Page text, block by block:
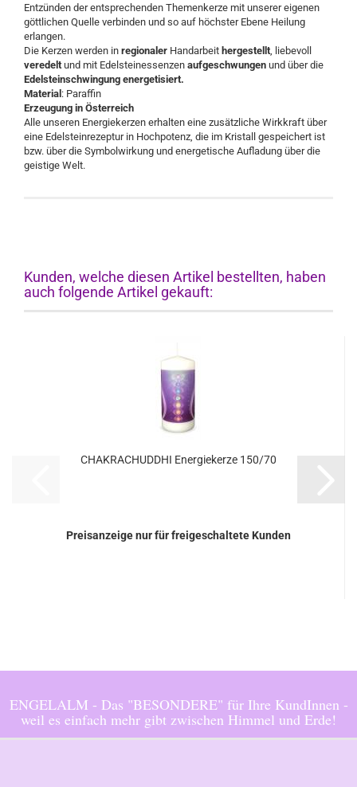
Entzünden der entsprechenden Themenkerze mit unserer eigenen
göttlichen Quelle verbinden und so auf höchster Ebene Heilung
erlangen.
Die Kerzen werden in regionaler Handarbeit hergestellt, liebevoll
veredeltund mit Edelsteinessenzen aufgeschwungen und über die
Edelsteinschwingung energetisiert.
Material : Paraffin
Erzeugung in Österreich
Alle unseren Energiekerzen erhalten eine zusätzliche Wirkkraft über
eine Edelsteinrezeptur in Hochpotenz, die im Kristall gespeichert ist
bzw. über die Symbolwirkung und energetische Aufladung über die
geistige Welt.
Kunden, welche diesen Artikel bestellten, haben
auch folgende Artikel gekauft:
CHAKRACHUDDHI Energiekerze 150/70
Preisanzeige nur für freigeschaltete Kunden
ENGELALM - Das "BESONDERE" für Ihre KundInnen -
weil es einfach mehr gibt zwischen Himmel und Erde!